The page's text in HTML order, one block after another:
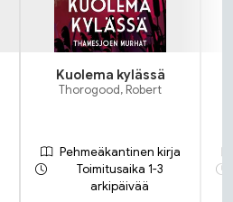
Kuolema kylässä
Thorogood, Robert
Pehmeäkantinen kirja
Toimitusaika 1-3
arkipäivää